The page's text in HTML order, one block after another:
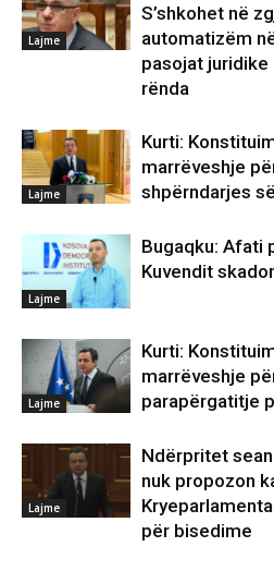
Lajme
S’shkohet në
automatizëm
pasojat
rënda
Lajme
Kurti:
marrëveshje
shpërndarjes
Lajme
Bugaqku: Afati
Kuvendit
Lajme
Kurti:
marrëveshje
parapërgatitje
Lajme
Ndërpritet
nuk propozon
për bisedime